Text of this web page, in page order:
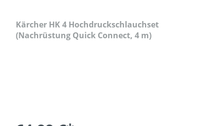
Kärcher HK 4 Hochdruckschlauchset
(Nachrüstung Quick Connect, 4 m)